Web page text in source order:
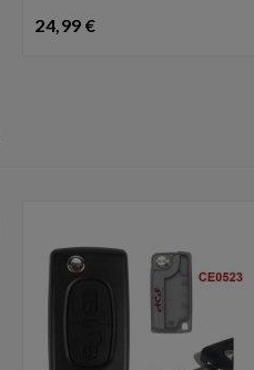
24,99 €Prix